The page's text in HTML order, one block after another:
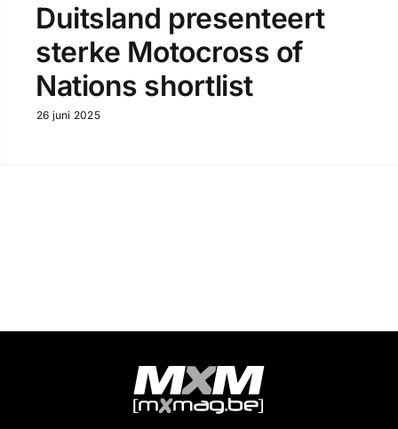
Duitsland presenteert
sterke Motocross of
Nations shortlist
26 juni 2025